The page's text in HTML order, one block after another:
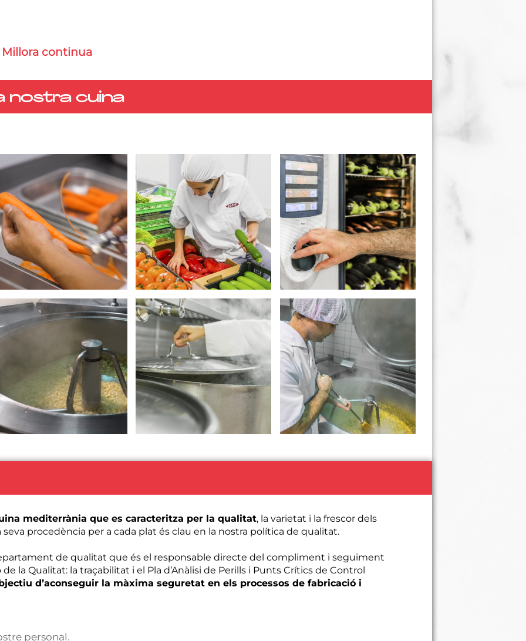
continua
nostra cuina
mediterrània que es caracteritza per la qualitat, la varietat i la frescor dels
procedència per a cada plat és clau en la nostra política de qualitat.
de qualitat que és el responsable directe del compliment i seguiment
la Qualitat: la traçabilitat i el Pla d’Anàlisi de Perills i Punts Crítics de Control
d’aconseguir la màxima seguretat en els processos de fabricació i
personal.